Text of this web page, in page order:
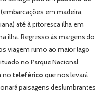
em madeira,
até à pitoresca ilha em
ilha. Regresso às margens do
viagem rumo ao maior lago
no Parque Nacional
no teleférico que nos levará
paisagens deslumbrantes